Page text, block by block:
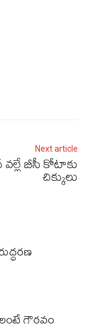
Next article
బీసీ కోటాకు
చిక్కులు
గౌర‌వం